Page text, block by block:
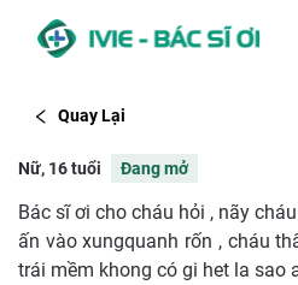
Quay Lại
Nữ, 16 tuổi Đang mở
Bác sĩ ơi cho cháu hỏi , nãy
ấn vào xungquanh rốn , cháu
trái mềm khong có gi het la sao